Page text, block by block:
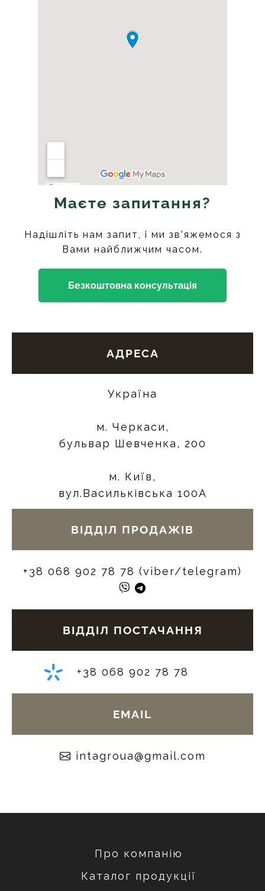
Маєте запитання?
Надішліть нам запит, і ми зв’яжемося з
Вами найближчим часом.
Безкоштовна консультація
АДРЕСА
Україна
м. Черкаси,
бульвар Шевченка, 200
м. Київ,
вул.Васильківська 100А
ВІДДІЛ ПРОДАЖІВ
+38 068 902 78 78 (viber/telegram)
ВІДДІЛ ПОСТАЧАННЯ
+38 068 902 78 78
EMAIL
moc.liamg@auorgatni
Про компанію
Каталог продукції